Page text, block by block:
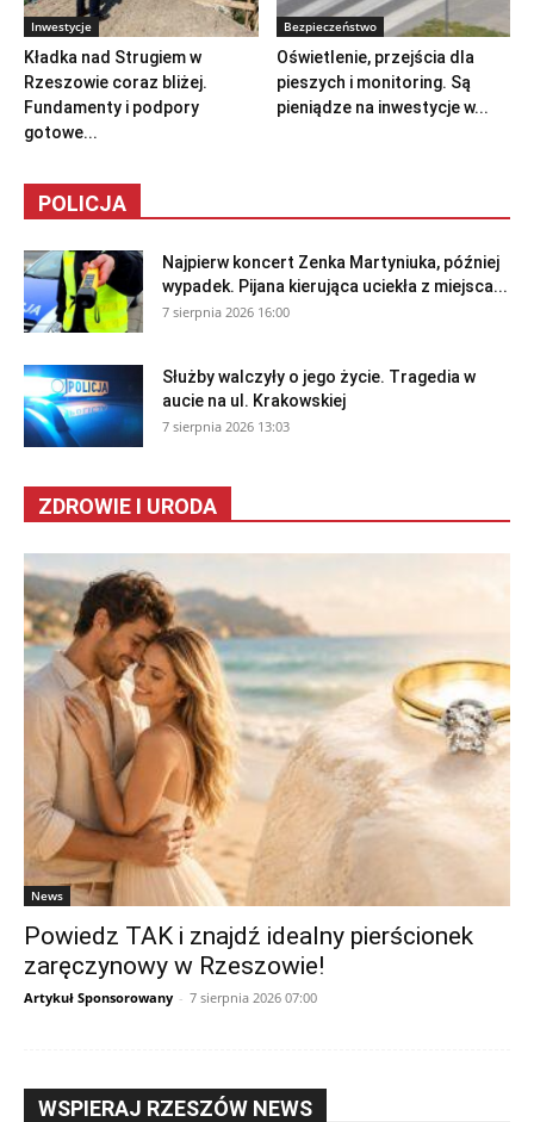
Inwestycje
Kładka nad Strugiem w
Rzeszowie coraz bliżej.
Fundamenty i podpory
gotowe...
Bezpieczeństwo
Oświetlenie, przejścia dla
pieszych i monitoring. Są
pieniądze na inwestycje w...
POLICJA
Najpierw koncert Zenka Martyniuka, później
wypadek. Pijana kierująca uciekła z miejsca...
7 sierpnia 2026 16:00
Służby walczyły o jego życie. Tragedia w
aucie na ul. Krakowskiej
7 sierpnia 2026 13:03
ZDROWIE I URODA
News
Powiedz TAK i znajdź idealny pierścionek
zaręczynowy w Rzeszowie!
Artykuł Sponsorowany - 7 sierpnia 2026 07:00
WSPIERAJ RZESZÓW NEWS